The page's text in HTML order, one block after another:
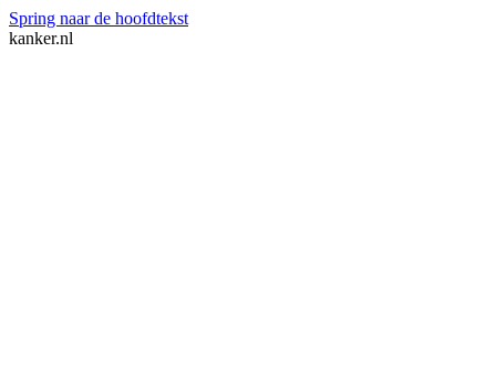
Spring naar de hoofdtekst
kanker.nl